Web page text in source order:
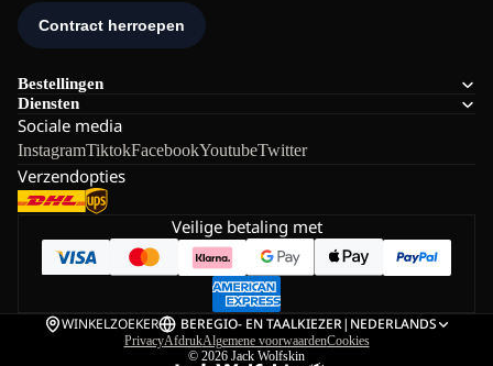
Bestellingen
Diensten
Sociale media
InstagramTiktokFacebookYoutubeTwitter
Verzendopties
Veilige betaling met
WINKELZOEKER BEREGIO- EN TAALKIEZER| NEDERLANDS
PrivacyAfdrukAlgemene voorwaardenCookies
© 2026 Jack Wolfskin